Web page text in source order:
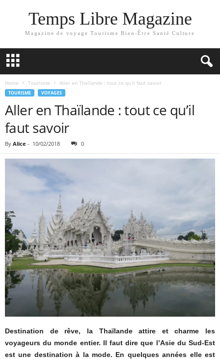
Temps Libre Magazine
Magazine de voyage Tourisme Bien-Être Santé Culture
Home Tourisme Aller en Thaïlande : tout ce qu’il faut savoir
TOURISME VOYAGES
Aller en Thaïlande : tout ce qu’il
faut savoir
By Alice - 10/02/2018 0
Destination de rêve, la Thaïlande attire et charme les
voyageurs du monde entier. Il faut dire que l’Asie du Sud-Est
est une destination à la mode. En quelques années elle est